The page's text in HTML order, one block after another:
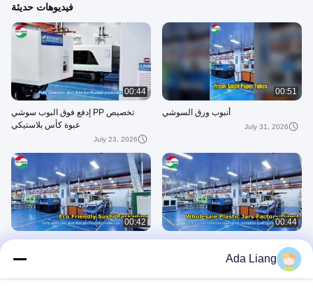
فيديوهات حديثة
00:51
أنبوب ورق السوشي
July 31, 2026
00:44
تخصيص PP إدفع فوق البوب سوشي
عبوة كأس بلاستيكي
July 23, 2026
00:44
July 20, 2026
00:42
عبوات الورق
Ada Liang